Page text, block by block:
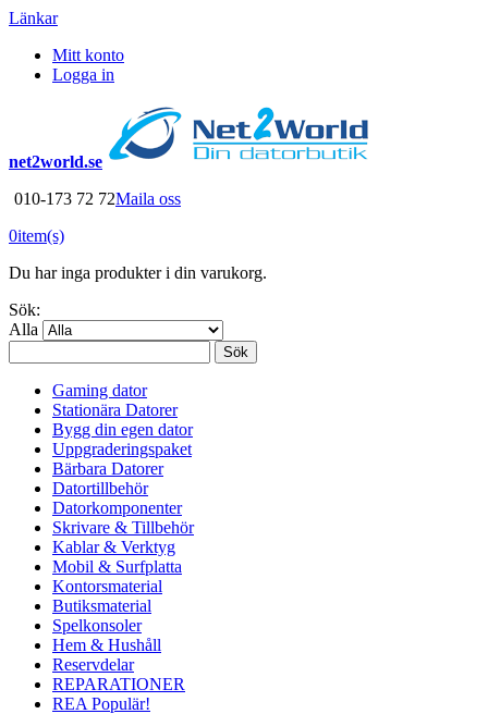
Länkar
Mitt konto
Logga in
net2world.se
010-173 72 72Maila oss
0item(s)
Du har inga produkter i din varukorg.
Sök:
Alla
Sök
Gaming dator
Stationära Datorer
Bygg din egen dator
Uppgraderingspaket
Bärbara Datorer
Datortillbehör
Datorkomponenter
Skrivare & Tillbehör
Kablar & Verktyg
Mobil & Surfplatta
Kontorsmaterial
Butiksmaterial
Spelkonsoler
Hem & Hushåll
Reservdelar
REPARATIONER
REA Populär!